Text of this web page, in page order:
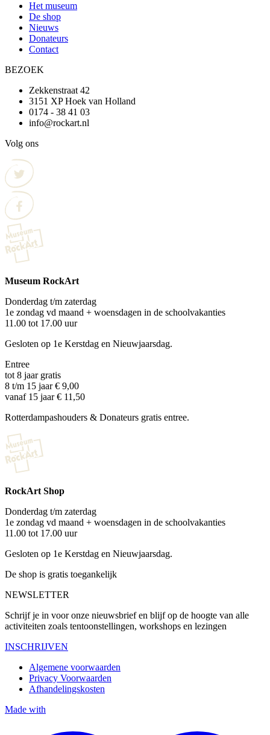
Het museum
De shop
Nieuws
Donateurs
Contact
BEZOEK
Zekkenstraat 42
3151 XP Hoek van Holland
0174 - 38 41 03
info@rockart.nl
Volg ons
Museum RockArt
Donderdag t/m zaterdag
1e zondag vd maand + woensdagen in de schoolvakanties
11.00 tot 17.00 uur
Gesloten op 1e Kerstdag en Nieuwjaarsdag.
Entree
tot 8 jaar gratis
8 t/m 15 jaar € 9,00
vanaf 15 jaar € 11,50
Rotterdampashouders & Donateurs gratis entree.
RockArt Shop
Donderdag t/m zaterdag
1e zondag vd maand + woensdagen in de schoolvakanties
11.00 tot 17.00 uur
Gesloten op 1e Kerstdag en Nieuwjaarsdag.
De shop is gratis toegankelijk
NEWSLETTER
Schrijf je in voor onze nieuwsbrief en blijf op de hoogte van alle
activiteiten zoals tentoonstellingen, workshops en lezingen
INSCHRIJVEN
Algemene voorwaarden
Privacy Voorwaarden
Afhandelingskosten
Made with